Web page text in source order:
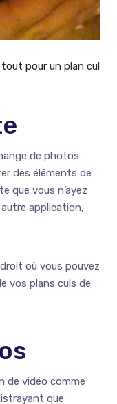
pour un plan cul
de photos
des éléments de
que vous n’ayez
application,
où vous pouvez
vos plans culs de
de vidéo comme
que